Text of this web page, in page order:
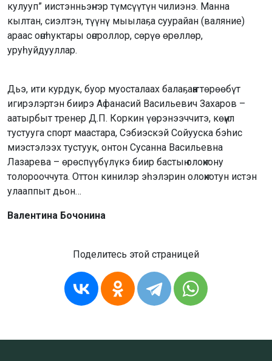
кулууп” иистэнньэҥнэр түмсүүтүн чилиэнэ. Манна
кылтан, сиэлтэн, түүнү мыылаҕа суурайан (валяние)
араас оҥоһуктары оҥороллор, сөрүө өрөллөр,
уруһуйдууллар.
Дьэ, ити курдук, буор муосталаах балаҕаҥҥа төрөөбүт
игирэлэртэн биирэ Афанасий Васильевич Захаров –
аатырбыт тренер Д.П. Коркин үөрэнээччитэ, көҥүл
тустууга спорт маастара, Сэбиэскэй Сойууска бэһис
миэстэлээх тустуук, онтон Сусанна Васильевна
Лазарева – өрөспүүбүлүкэ биир бастыҥ олоҥхону
толорооччута. Оттон кинилэр эһэлэрин олоҥхотун истэн
улааппыт дьон…
Валентина Бочонина
Поделитесь этой страницей